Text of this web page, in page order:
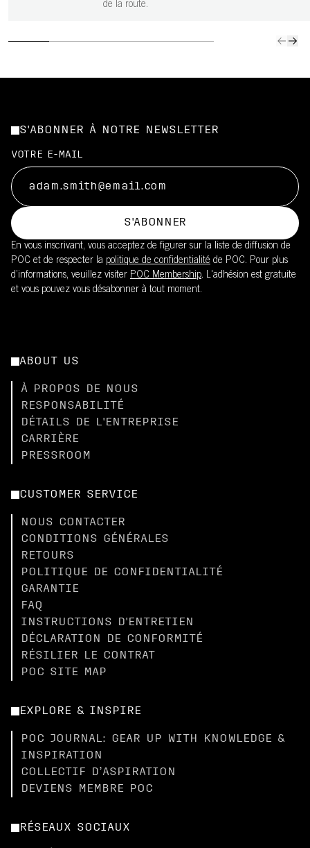
de la route.
S'ABONNER À NOTRE NEWSLETTER
VOTRE E-MAIL
S'ABONNER
En vous inscrivant, vous acceptez de figurer sur la liste de diffusion de
POC et de respecter la politique de confidentialité de POC. Pour plus
d’informations, veuillez visiter POC Membership. L'adhésion est gratuite
et vous pouvez vous désabonner à tout moment.
ABOUT US
À PROPOS DE NOUS
RESPONSABILITÉ
DÉTAILS DE L'ENTREPRISE
CARRIÈRE
PRESSROOM
CUSTOMER SERVICE
NOUS CONTACTER
CONDITIONS GÉNÉRALES
RETOURS
POLITIQUE DE CONFIDENTIALITÉ
GARANTIE
FAQ
INSTRUCTIONS D'ENTRETIEN
DÉCLARATION DE CONFORMITÉ
RÉSILIER LE CONTRAT
POC SITE MAP
EXPLORE & INSPIRE
POC JOURNAL: GEAR UP WITH KNOWLEDGE &
INSPIRATION
COLLECTIF D’ASPIRATION
DEVIENS MEMBRE POC
RÉSEAUX SOCIAUX